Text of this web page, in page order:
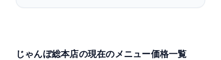
じゃんぼ総本店の現在のメニュー価格一覧